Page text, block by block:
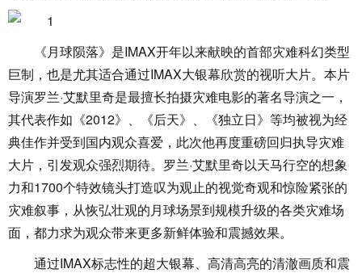
《月球陨落》是IMAX开年以来献映的首部灾难科幻类型
巨制，也是尤其适合通过IMAX大银幕欣赏的视听大片。本片
导演罗兰·艾默里奇是最擅长拍摄灾难电影的著名导演之一，
其代表作如《2012》、《后天》、《独立日》等均被视为经
典佳作并受到国内观众喜爱，此次他再度重磅回归执导灾难
大片，引发观众强烈期待。罗兰·艾默里奇以天马行空的想象
力和1700个特效镜头打造叹为观止的视觉奇观和惊险紧张的
灾难叙事，从恢弘壮观的月球场景到规模升级的各类灾难场
面，都力求为观众带来更多新鲜体验和震撼效果。
通过IMAX标志性的超大银幕、高清高亮的清澈画质和震